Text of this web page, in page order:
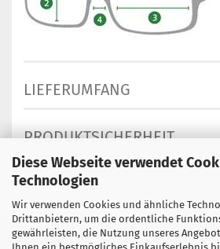
Diese Webseite verwendet
Technologien
Wir verwenden Cookies und ähnliche
Drittanbietern, um die ordentliche
gewährleisten, die Nutzung unseres
LIEFERUMFANG
PRODUKTSICHERHEIT
Impressum Kontakt Versand- &